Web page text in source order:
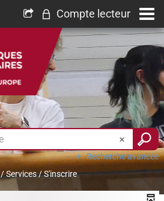
Compte lecteur
Recherche avancée
/Services/S'inscrire